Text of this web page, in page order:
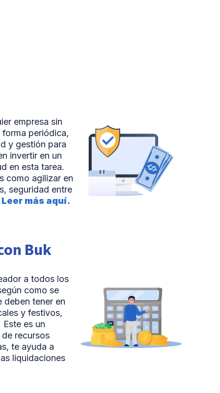
empresa sin
periódica,
y gestión para
invertir en un
en esta tarea.
como agilizar en
seguridad entre
Leer más aquí.
Buk
a todos los
como se
deben tener en
y festivos,
es un
recursos
te ayuda a
liquidaciones